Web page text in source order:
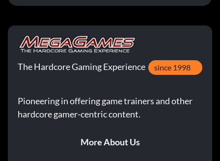
The Hardcore Gaming Experience since 1998
Pioneering in offering game trainers and other
hardcore gamer-centric content.
More About Us